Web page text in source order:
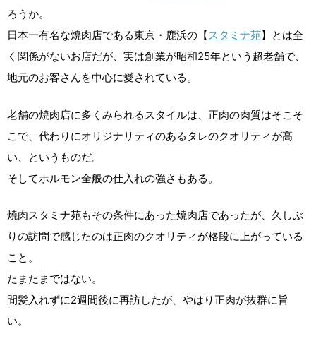
ろうか。
日本一有名な焼肉店である東京・鹿浜の【スタミナ苑】とは全
く関係がないお店だが、実は創業が昭和25年という超老舗で、
地元のお客さんを中心に愛されている。
老舗の焼肉店に多くみられるスタイルは、正肉の肉質はそこそ
こで、代わりにオリジナリティのあるタレのクオリティが高
い、というものだ。
そしてホルモン全般の仕入れの強さもある。
焼肉スタミナ苑もその条件にあった焼肉店であったが、久しぶ
りの訪問で感じたのは正肉のクオリティが格段に上がっている
こと。
たまたまではない。
間髪入れずに2週間後に再訪したが、やはり正肉が抜群に旨
い。